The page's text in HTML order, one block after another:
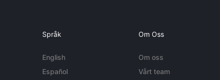
Språk
English
Español
Om Oss
Om oss
Vårt team